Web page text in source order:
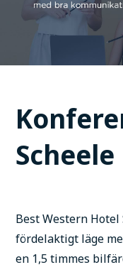
Scheele
Best Western
fördelaktigt läge
en 1,5 timmes